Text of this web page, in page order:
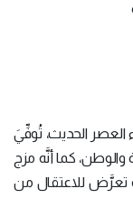
الحديث، تُوفِّيَ
والوطن، كما أنَّه مزج
تعرَّض للاعتقال من